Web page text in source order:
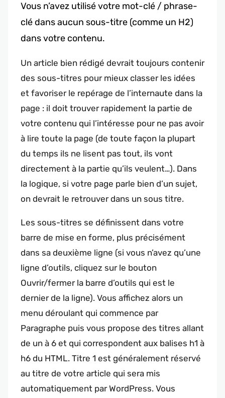
Vous n’avez utilisé votre mot-clé / phrase-
clé dans aucun sous-titre (comme un H2)
dans votre contenu.
Un article bien rédigé devrait toujours contenir
des sous-titres pour mieux classer les idées
et favoriser le repérage de l’internaute dans la
page : il doit trouver rapidement la partie de
votre contenu qui l’intéresse pour ne pas avoir
à lire toute la page (de toute façon la plupart
du temps ils ne lisent pas tout, ils vont
directement à la partie qu’ils veulent…). Dans
la logique, si votre page parle bien d’un sujet,
on devrait le retrouver dans un sous titre.
Les sous-titres se définissent dans votre
barre de mise en forme, plus précisément
dans sa deuxième ligne (si vous n’avez qu’une
ligne d’outils, cliquez sur le bouton
Ouvrir/fermer la barre d’outils qui est le
dernier de la ligne). Vous affichez alors un
menu déroulant qui commence par
Paragraphe puis vous propose des titres allant
de un à 6 et qui correspondent aux balises h1 à
h6 du HTML. Titre 1 est généralement réservé
au titre de votre article qui sera mis
automatiquement par WordPress. Vous